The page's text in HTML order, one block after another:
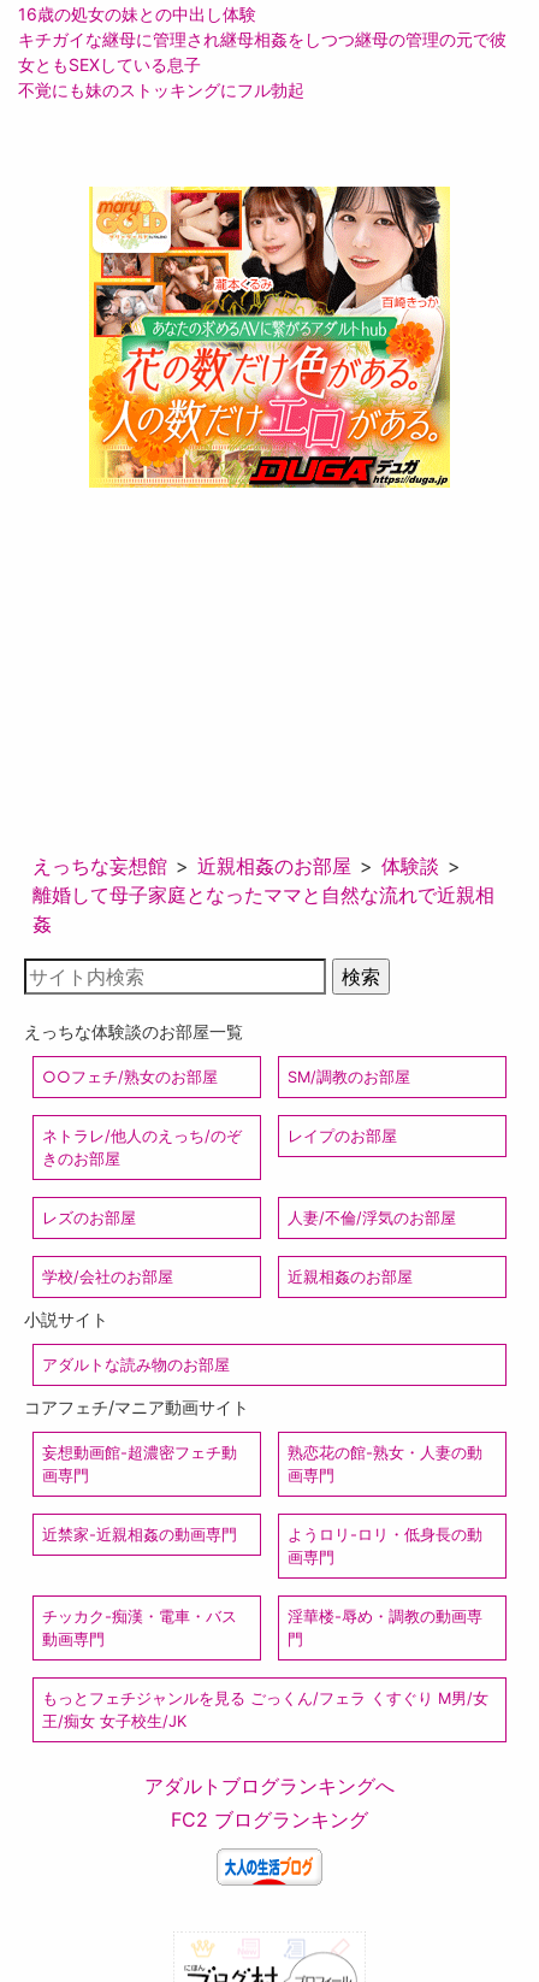
16歳の処女の妹との中出し体験
キチガイな継母に管理され継母相姦をしつつ継母の管理の元で彼
女ともSEXしている息子
不覚にも妹のストッキングにフル勃起
えっちな妄想館 近親相姦のお部屋
体験談
離婚して母子家庭となったママと自然な流れで近親相
姦
えっちな体験談のお部屋一覧
○○フェチ/熟女のお部屋 SM/調教のお部屋
ネトラレ/他人のえっち/のぞ
きのお部屋
レイプのお部屋
レズのお部屋 人妻/不倫/浮気のお部屋
学校/会社のお部屋 近親相姦のお部屋
小説サイト
アダルトな読み物のお部屋
コアフェチ/マニア動画サイト
妄想動画館-超濃密フェチ動
画専門
熟恋花の館-熟女・人妻の動
画専門
近禁家-近親相姦の動画専門
ようロリ-ロリ・低身長の動
画専門
チッカク-痴漢・電車・バス
動画専門
淫華楼-辱め・調教の動画専
門
もっとフェチジャンルを見る ごっくん/フェラ くすぐり M男/女
王/痴女 女子校生/JK
アダルトブログランキングへ
FC2 ブログランキング